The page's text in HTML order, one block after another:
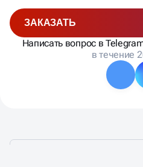
ЗАКАЗАТЬ
Написать вопрос в
в течение